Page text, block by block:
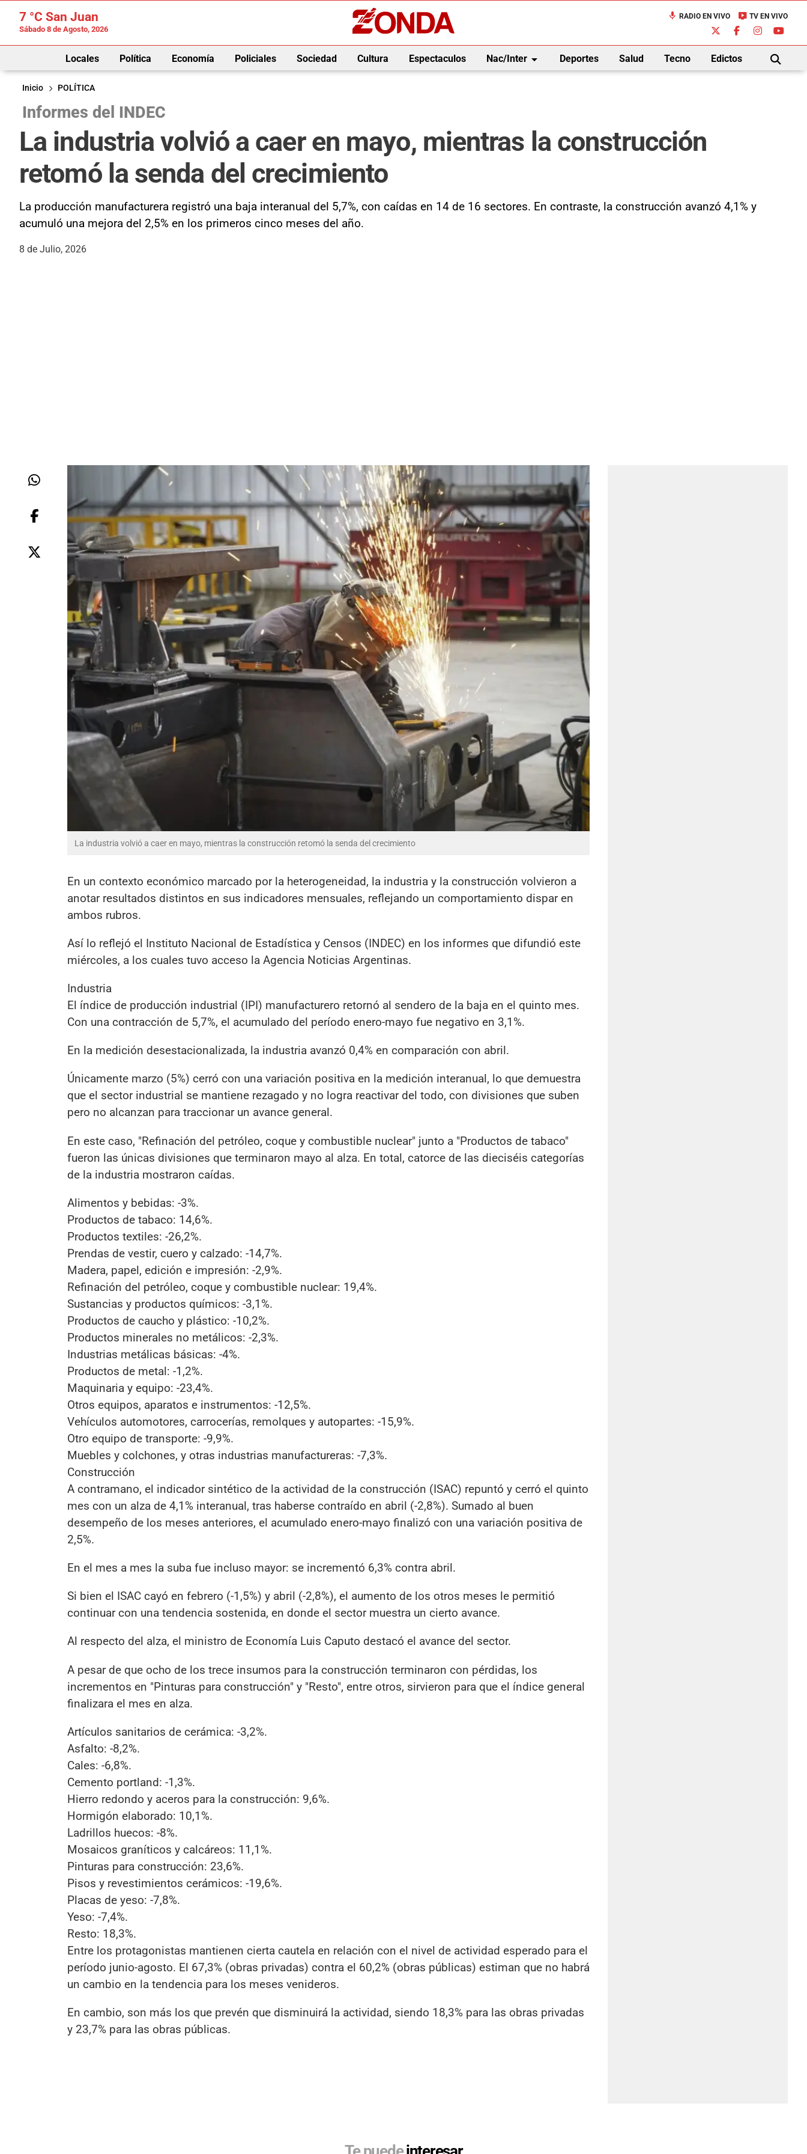
7 °C San Juan
Sábado 8 de Agosto, 2026
mic RADIO EN VIVO live_tv TV EN VIVO
Locales Política Economía Policiales Sociedad Cultura Espectaculos Nac/Interarrow_drop_down Deportes Salud Tecno Edictos
BUSCAR
Inicio
POLÍTICA
Informes del INDEC
La industria volvió a caer en mayo, mientras la construcción
retomó la senda del crecimiento
La producción manufacturera registró una baja interanual del 5,7%, con caídas en 14 de 16 sectores. En contraste, la construcción avanzó 4,1% y
acumuló una mejora del 2,5% en los primeros cinco meses del año.
8 de Julio, 2026
La industria volvió a caer en mayo, mientras la construcción retomó la senda del crecimiento
En un contexto económico marcado por la heterogeneidad, la industria y la construcción volvieron a
anotar resultados distintos en sus indicadores mensuales, reflejando un comportamiento dispar en
ambos rubros.
Así lo reflejó el Instituto Nacional de Estadística y Censos (INDEC) en los informes que difundió este
miércoles, a los cuales tuvo acceso la Agencia Noticias Argentinas.
Industria
El índice de producción industrial (IPI) manufacturero retornó al sendero de la baja en el quinto mes.
Con una contracción de 5,7%, el acumulado del período enero-mayo fue negativo en 3,1%.
En la medición desestacionalizada, la industria avanzó 0,4% en comparación con abril.
Únicamente marzo (5%) cerró con una variación positiva en la medición interanual, lo que demuestra
que el sector industrial se mantiene rezagado y no logra reactivar del todo, con divisiones que suben
pero no alcanzan para traccionar un avance general.
En este caso, "Refinación del petróleo, coque y combustible nuclear" junto a "Productos de tabaco"
fueron las únicas divisiones que terminaron mayo al alza. En total, catorce de las dieciséis categorías
de la industria mostraron caídas.
Alimentos y bebidas: -3%.
Productos de tabaco: 14,6%.
Productos textiles: -26,2%.
Prendas de vestir, cuero y calzado: -14,7%.
Madera, papel, edición e impresión: -2,9%.
Refinación del petróleo, coque y combustible nuclear: 19,4%.
Sustancias y productos químicos: -3,1%.
Productos de caucho y plástico: -10,2%.
Productos minerales no metálicos: -2,3%.
Industrias metálicas básicas: -4%.
Productos de metal: -1,2%.
Maquinaria y equipo: -23,4%.
Otros equipos, aparatos e instrumentos: -12,5%.
Vehículos automotores, carrocerías, remolques y autopartes: -15,9%.
Otro equipo de transporte: -9,9%.
Muebles y colchones, y otras industrias manufactureras: -7,3%.
Construcción
A contramano, el indicador sintético de la actividad de la construcción (ISAC) repuntó y cerró el quinto
mes con un alza de 4,1% interanual, tras haberse contraído en abril (-2,8%). Sumado al buen
desempeño de los meses anteriores, el acumulado enero-mayo finalizó con una variación positiva de
2,5%.
En el mes a mes la suba fue incluso mayor: se incrementó 6,3% contra abril.
Si bien el ISAC cayó en febrero (-1,5%) y abril (-2,8%), el aumento de los otros meses le permitió
continuar con una tendencia sostenida, en donde el sector muestra un cierto avance.
Al respecto del alza, el ministro de Economía Luis Caputo destacó el avance del sector.
A pesar de que ocho de los trece insumos para la construcción terminaron con pérdidas, los
incrementos en "Pinturas para construcción" y "Resto", entre otros, sirvieron para que el índice general
finalizara el mes en alza.
Artículos sanitarios de cerámica: -3,2%.
Asfalto: -8,2%.
Cales: -6,8%.
Cemento portland: -1,3%.
Hierro redondo y aceros para la construcción: 9,6%.
Hormigón elaborado: 10,1%.
Ladrillos huecos: -8%.
Mosaicos graníticos y calcáreos: 11,1%.
Pinturas para construcción: 23,6%.
Pisos y revestimientos cerámicos: -19,6%.
Placas de yeso: -7,8%.
Yeso: -7,4%.
Resto: 18,3%.
Entre los protagonistas mantienen cierta cautela en relación con el nivel de actividad esperado para el
período junio-agosto. El 67,3% (obras privadas) contra el 60,2% (obras públicas) estiman que no habrá
un cambio en la tendencia para los meses venideros.
En cambio, son más los que prevén que disminuirá la actividad, siendo 18,3% para las obras privadas
y 23,7% para las obras públicas.